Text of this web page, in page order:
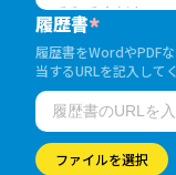
履歴書*
履歴書をWordやPDF
当するURLを記入して
ファイルを選択